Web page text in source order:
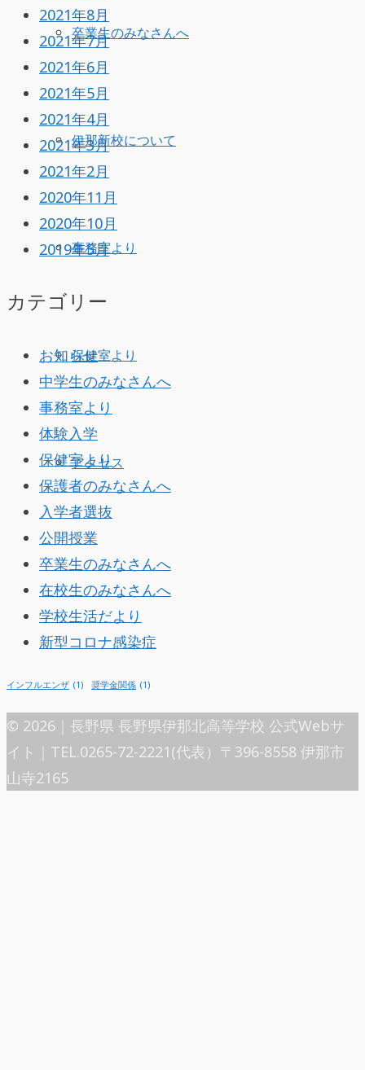
卒業生のみなさんへ
伊那新校について
事務室より
保健室より
アクセス
2021年8月
2021年7月
2021年6月
2021年5月
2021年4月
2021年3月
2021年2月
2020年11月
2020年10月
2019年5月
カテゴリー
お知らせ
中学生のみなさんへ
事務室より
体験入学
保健室より
保護者のみなさんへ
入学者選抜
公開授業
卒業生のみなさんへ
在校生のみなさんへ
学校生活だより
新型コロナ感染症
インフルエンザ (1) 奨学金関係 (1)
© 2026｜長野県 長野県伊那北高等学校 公式Webサ
イト｜TEL.0265-72-2221(代表）〒396-8558 伊那市
山寺2165